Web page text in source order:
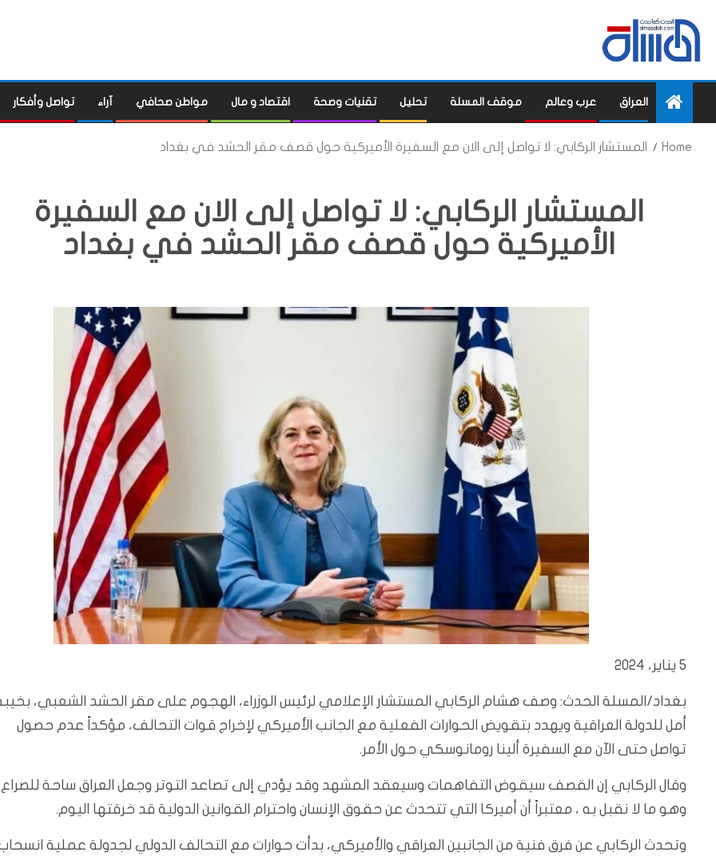
العراق عرب وعالم موقف المسلة تحليل تقنيات وصحة اقتصاد و مال مواطن صحافي آراء تواصل وأفكار
Home المستشار الركابي: لا تواصل إلى الان مع السفيرة الأميركية حول قصف مقر الحشد في بغداد
المستشار الركابي: لا تواصل إلى الان مع السفيرة
الأميركية حول قصف مقر الحشد في بغداد
5 يناير، 2024
بغداد/المسلة الحدث: وصف هشام الركابي المستشار الإعلامي لرئيس الوزراء، الهجوم على مقر الحشد الشعبي،
أمل للدولة العراقية ويهدد بتقويض الحوارات الفعلية مع الجانب الأميركي لإخراج قوات التحالف، مؤكداً عدم حصول
تواصل حتى الآن مع السفيرة ألينا رومانوسكي حول الأمر.
وقال الركابي إن القصف سيقوض التفاهمات وسيعقد المشهد وقد يؤدي إلى تصاعد التوتر وجعل العراق ساحة
وهو ما لا نقبل به ، معتبراً أن أميركا التي تتحدث عن حقوق الإنسان واحترام القوانين الدولية قد خرقتها اليوم.
وتحدث الركابي عن فرق فنية من الجانبين العراقي والأميركي، بدأت حوارات مع التحالف الدولي لجدولة عملية